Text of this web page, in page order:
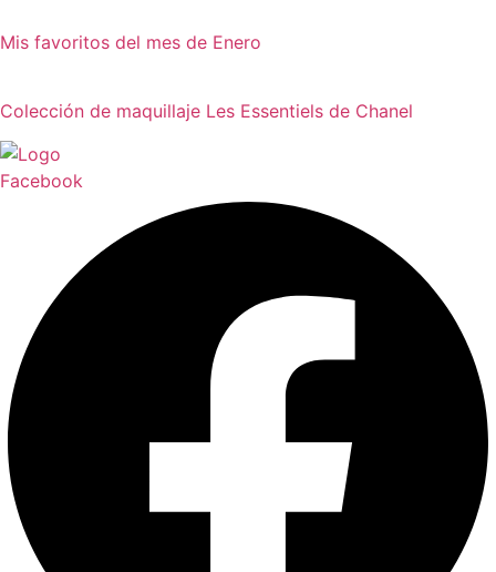
Mis favoritos del mes de Enero
Colección de maquillaje Les Essentiels de Chanel
Facebook